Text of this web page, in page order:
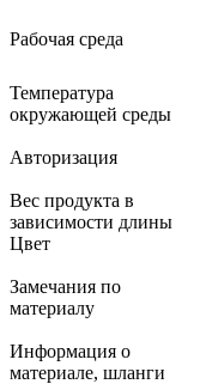
Рабочая среда
Температура
окружающей среды
Авторизация
Вес продукта в
зависимости длины
Цвет
Замечания по
материалу
Информация о
материале, шланги